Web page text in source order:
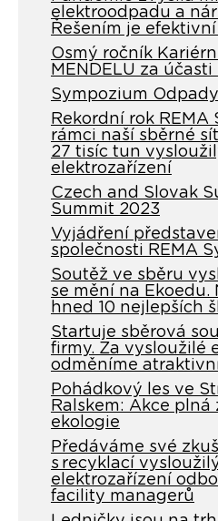
elektroodpadu a
Řešením je
Osmý ročník
MENDELU za účasti
Sympozium
Rekordní rok REMA
rámci naší sběrné
27 tisíc tun
elektrozařízení
Czech and Slovak
Summit 2023
Vyjádření
společnosti REMA
Soutěž ve sběru
se mění na Ekoedu.
hned 10 nejlepších
Startuje sběrová
firmy. Za vysloužilé
odměníme
Pohádkový les ve
Ralskem: Akce plná
ekologie
Předáváme své
s recyklací
elektrozařízení
facility managerů